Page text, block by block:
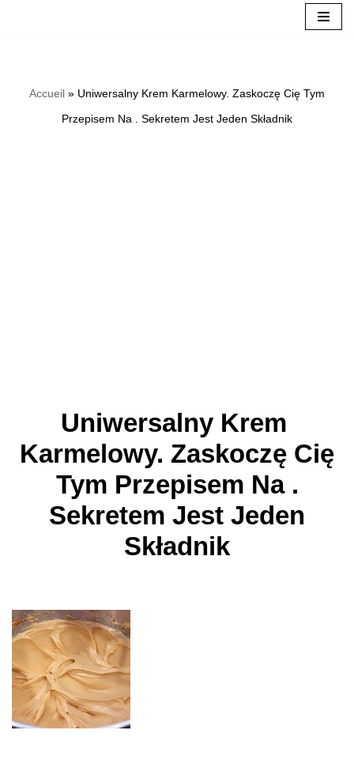
obsah
Accueil » Uniwersalny Krem ​​Karmelowy. Zaskoczę Cię Tym
Przepisem Na . Sekretem Jest Jeden Składnik
Uniwersalny Krem ​​
Karmelowy. Zaskoczę Cię
Tym Przepisem Na .
Sekretem Jest Jeden
Składnik